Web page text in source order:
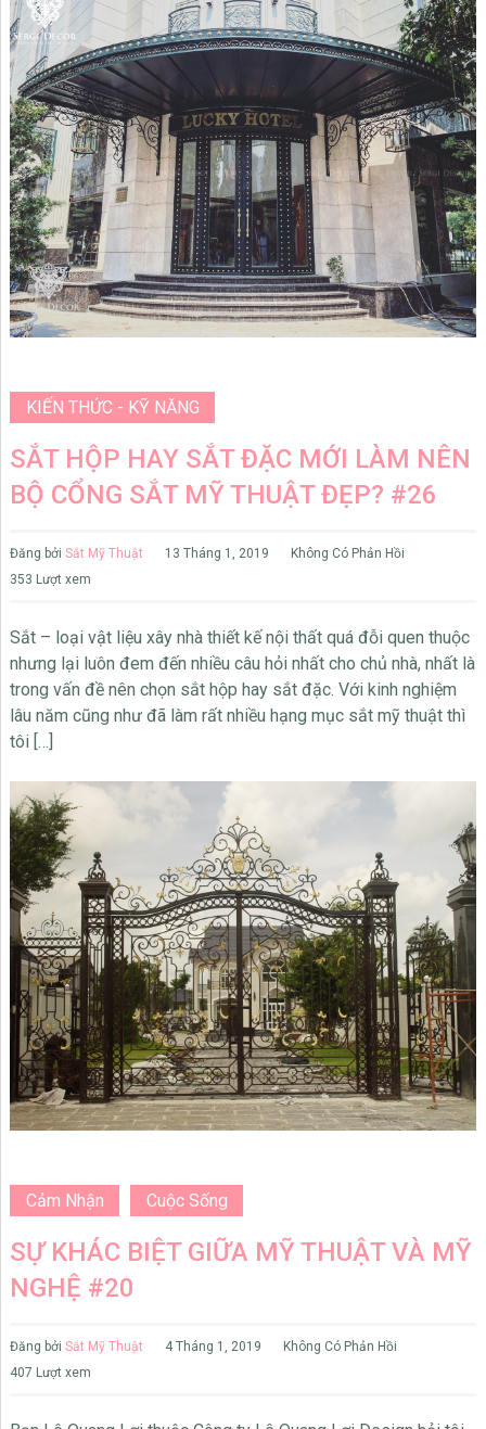
KIẾN THỨC - KỸ NĂNG
SẮT HỘP HAY SẮT ĐẶC MỚI LÀM NÊN
BỘ CỔNG SẮT MỸ THUẬT ĐẸP? #26
Đăng bởi Sắt Mỹ Thuật 13 Tháng 1, 2019
Không Có Phản Hồi
353 Lượt xem
Sắt – loại vật liệu xây nhà thiết kế nội thất quá đỗi quen thuộc
nhưng lại luôn đem đến nhiều câu hỏi nhất cho chủ nhà, nhất là
trong vấn đề nên chọn sắt hộp hay sắt đặc. Với kinh nghiệm
lâu năm cũng như đã làm rất nhiều hạng mục sắt mỹ thuật thì
tôi […]
Cảm Nhận Cuộc Sống
SỰ KHÁC BIỆT GIỮA MỸ THUẬT VÀ MỸ
NGHỆ #20
Đăng bởi Sắt Mỹ Thuật 4 Tháng 1, 2019
Không Có Phản Hồi
407 Lượt xem